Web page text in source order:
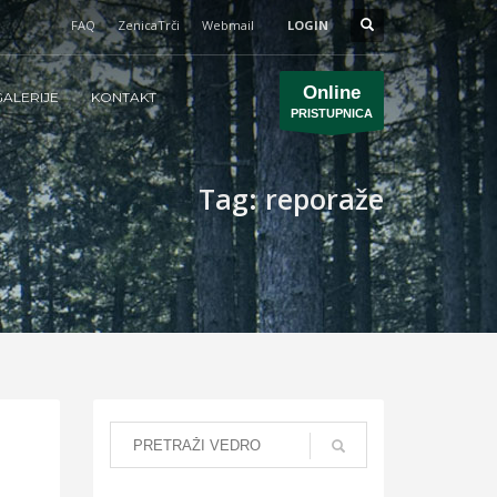
FAQ ZenicaTrči Webmail LOGIN
KONTAKT Online
PRISTUPNICA
Tag: reporaže